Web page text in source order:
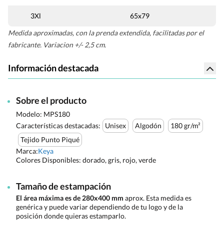
3Xl
65x79
Medida aproximadas, con la prenda extendida, facilitadas por el
fabricante. Variacion +/- 2,5 cm.
Información destacada
Sobre el producto
Modelo: MPS180
Características destacadas:
Unisex Algodón
180 gr/m²
Tejido Punto Piqué
Marca:Keya
Colores Disponibles: dorado, gris, rojo, verde
Tamaño de estampación
El área máxima es de 280x400 mm aprox. Esta medida es
genérica y puede variar dependiendo de tu logo y de la
posición donde quieras estamparlo.